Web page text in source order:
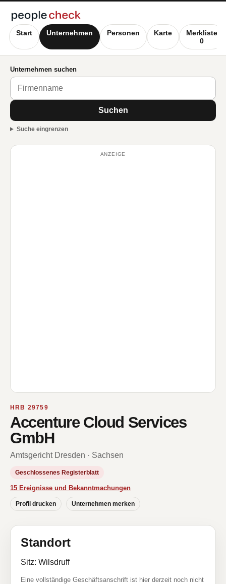
Start Unternehmen Personen Karte
Merkliste
0
Unternehmen suchen
Suchen
Suche eingrenzen
ANZEIGE
HRB 29759
Accenture Cloud Services
GmbH
Amtsgericht Dresden · Sachsen
Geschlossenes Registerblatt
15 Ereignisse und Bekanntmachungen
Profil drucken Unternehmen merken
Standort
Sitz: Wilsdruff
Eine vollständige Geschäftsanschrift ist hier derzeit noch nicht